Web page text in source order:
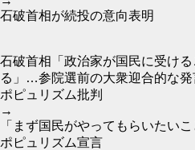
石破首相が続投の意向表明
石破首相「政治家が国民に受け
る」…参院選前の大衆迎合的な発
ポピュリズム批判
→
「まず国民がやってもらいたいこ
ポピュリズム宣言